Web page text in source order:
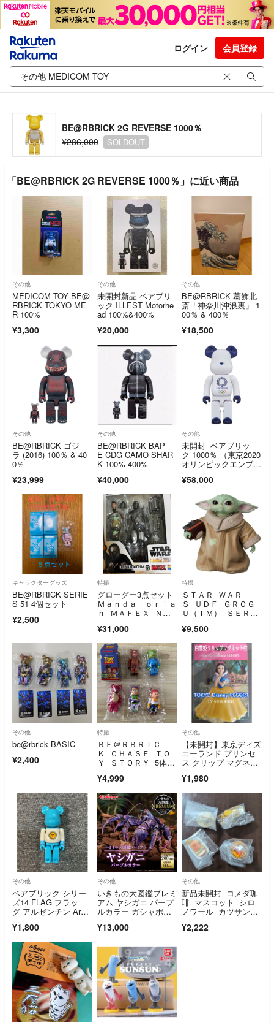
ログイン 会員登録
BE@RBRICK 2G REVERSE 1000％
¥286,000
SOLDOUT
「BE@RBRICK 2G REVERSE 1000％」に近い商品
その他
MEDICOM TOY BE@
RBRICK TOKYO ME
R 100%
¥3,300
その他
未開封新品 ベアブリ
ック ILLEST Motorhe
ad 100%&400%
¥20,000
その他
BE@RBRICK 葛飾北
斎「神奈川沖浪裏」 1
00％ & 400％
¥18,500
その他
BE@RBRICK ゴジ
ラ (2016) 100％ & 40
0％
¥23,999
その他
BE@RBRICK BAP
E CDG CAMO SHAR
K 100% 400%
¥40,000
その他
未開封 ベアブリッ
ク 1000％ （東京2020
オリンピックエンブレ
¥58,000
キャラクターグッズ
BE@RBRICK SERIE
S 51 4個セット
¥2,500
特撮
グローグー3点セット
Ｍａｎｄａｌｏｒｉａ
ｎ ＭＡＦＥＸ Ｎ
¥31,000
特撮
ＳＴＡＲ ＷＡＲ
Ｓ ＵＤＦ ＧＲＯＧ
Ｕ（ＴＭ） ＳＥＲＩ
ｌｅｔ
¥9,500
その他
be@rbrick BASIC
¥2,400
特撮
ＢＥ＠ＲＢＲＩＣ
Ｋ ＣＨＡＳＥ ＴＯ
Ｙ ＳＴＯＲＹ 5体セ
¥4,999
その他
【未開封】東京ディズ
ニーランド プリンセ
ス クリップ マグネッ
¥1,980
その他
ベアブリック シリー
ズ14 FLAG フラッ
グ アルゼンチン Arge
¥1,800
その他
いきもの大図鑑プレミ
アム ヤシガニ パープ
ルカラー ガシャポン
送箱伝票貼り跡無
物 最安値
¥13,000
その他
新品未開封 コメダ珈
琲 マスコット シロ
ノワール カツサン
ェオーレ 4種セット
¥2,222